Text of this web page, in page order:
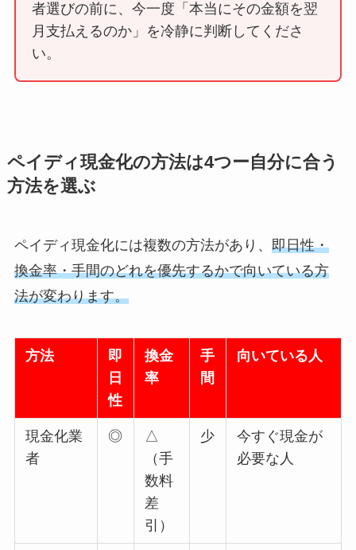
者選びの前に、今一度「本当にその金額を翌
月支払えるのか」を冷静に判断してくださ
い。
ペイディ現金化の方法は4つー自分に合う
方法を選ぶ
ペイディ現金化には複数の方法があり、 即日性・
換金率・手間のどれを優先するかで向いている方
法が変わります。
方法
即
日
性
換金
率
手
間
向いている人
現金化業
者
◎
△
（手
数料
差
引）
少
今すぐ現金が
必要な人